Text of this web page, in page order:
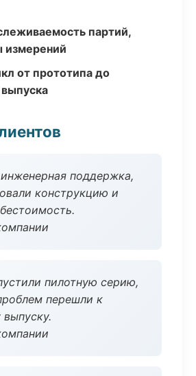
партий,
измерений
от прототипа до
поддержка,
конструкцию и
пилотную серию,
перешли к